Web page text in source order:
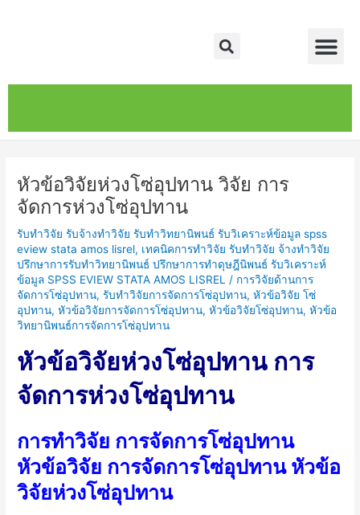
Search
หัวข้อวิจัยห่วงโซ่อุปทาน วิจัย การ
จัดการห่วงโซ่อุปทาน
รับทำวิจัย รับจ้างทำวิจัย รับทำวิทยานิพนธ์ รับวิเคราะห์ข้อมูล spss
eview stata amos lisrel, เทคนิคการทำวิจัย รับทำวิจัย จ้างทำวิจัย
ปรึกษาการรับทำวิทยานิพนธ์ ปรึกษาการทำดุษฎีนิพนธ์ รับวิเคราะห์
ข้อมูล SPSS EVIEW STATA AMOS LISREL
/ การวิจัยด้านการ
จัดการโซ่อุปทาน,รับทำวิจัยการจัดการโซ่อุปทาน,หัวข้อวิจัย โซ่
อุปทาน,หัวข้อวิจัยการจัดการโซ่อุปทาน,หัวข้อวิจัยโซ่อุปทาน,หัวข้อ
วิทยานิพนธ์การจัดการโซ่อุปทาน
หัวข้อวิจัยห่วงโซ่อุปทาน การ
จัดการห่วงโซ่อุปทาน
การทำวิจัย การจัดการโซ่อุปทาน
หัวข้อวิจัย การจัดการโซ่อุปทาน หัวข้อ
วิจัยห่วงโซ่อุปทาน